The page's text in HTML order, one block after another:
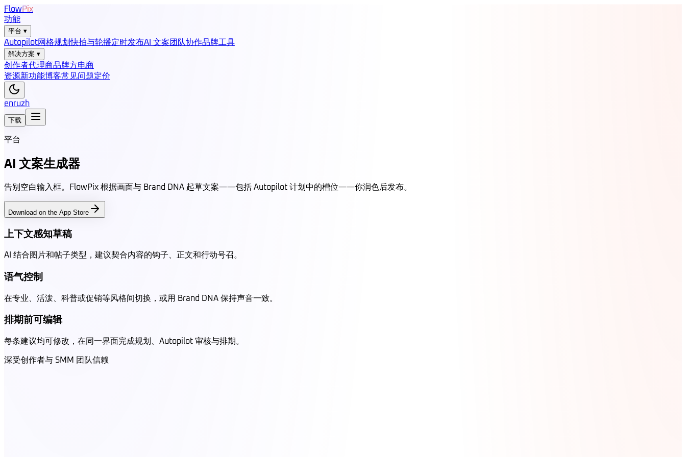
FlowPix
功能
平台 ▾
Autopilot网格规划快拍与轮播定时发布AI 文案 团队协作品牌工具
解决方案 ▾
创作者代理商品牌方电商
资源新功能博客常见问题定价
enruzh
下载
平台
AI 文案生成器
告别空白输入框。FlowPix 根据画面与 Brand DNA 起草文案——包括 Autopilot 计划中的槽位——你润色后发布。
Download on the App Store
上下文感知草稿
AI 结合图片和帖子类型，建议契合内容的钩子、正文和行动号召。
语气控制
在专业、活泼、科普或促销等风格间切换，或用 Brand DNA 保持声音一致。
排期前可编辑
每条建议均可修改，在同一界面完成规划、Autopilot 审核与排期。
深受创作者与 SMM 团队信赖